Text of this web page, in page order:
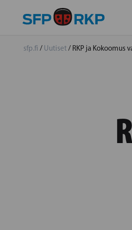
sfp.fi / Uutiset/ RKP ja